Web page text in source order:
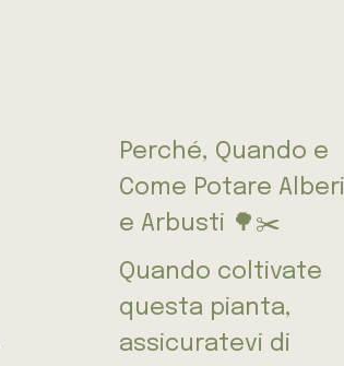
Perché, Quando e
Come Potare Alberi
e Arbusti 🌳✂️
Quando coltivate
questa pianta,
assicuratevi di